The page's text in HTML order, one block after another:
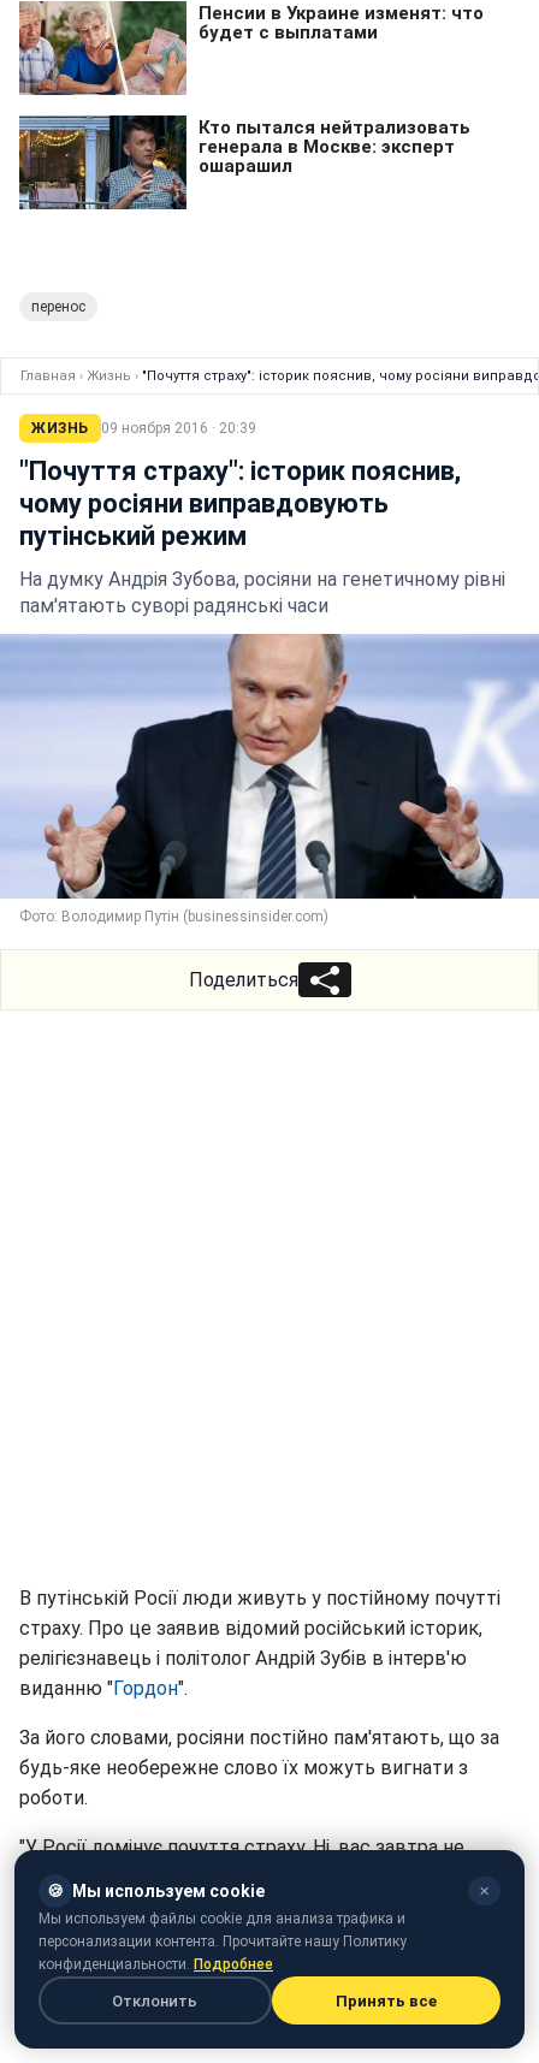
перенос
Главная › Жизнь › "Почуття страху": історик пояснив, чому росіяни
ЖИЗНЬ 09 ноября 2016 · 20:39
"Почуття страху": історик пояснив,
чому росіяни виправдовують
путінський режим
На думку Андрія Зубова, росіяни на генетичному рівні
пам'ятають суворі радянські часи
Фото: Володимир Путін (businessinsider.com)
Поделиться
В путінській Росії люди живуть у постійному почутті
страху. Про це заявив відомий російський історик,
релігієзнавець і політолог Андрій Зубів в інтерв'ю
виданню "Гордон".
За його словами, росіяни постійно пам'ятають, що за
будь-яке необережне слово їх можуть вигнати з
роботи.
"У Росії домінує почуття страху. Ні, вас завтра не
постійно пам'ятають: за будь-яке необережне слово
можуть вигнати з роботи, відрахувати дітей з
інституту і так далі. Все це змушує людей мовчати,
терпіти, а то й виправдовувати путінський режим", -
сказав історик.
🍪 Мы используем cookie ✕
Мы используем файлы cookie для анализа трафика и
персонализации контента. Прочитайте нашу Политику
конфиденциальности. Подробнее
Отклонить Принять все